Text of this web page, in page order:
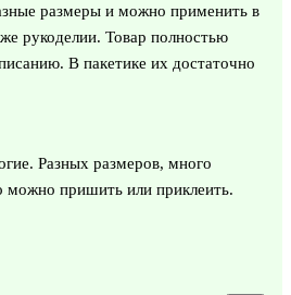
размеры и можно применить в
рукоделии. Товар полностью
В пакетике их достаточно
Разных размеров, много
можно пришить или приклеить.